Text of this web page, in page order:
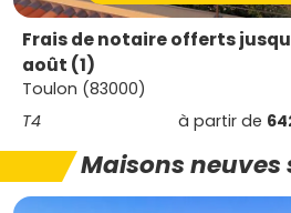
Frais de notaire offerts
août (1)
Toulon (83000)
T4
à partir de
Maisons